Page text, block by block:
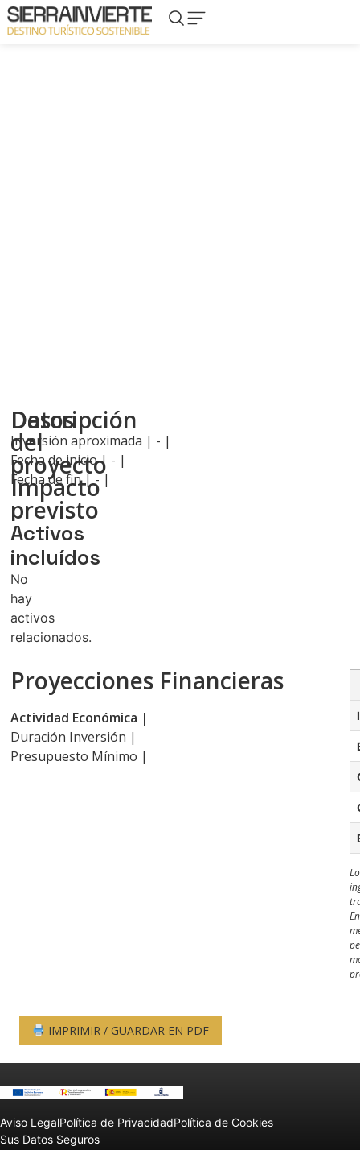
Descripción
del
proyecto
Impacto
previsto
Datos
Inversión aproximada | - |
Fecha de inicio | - |
Fecha de fin | - |
Activos
incluídos
No
hay
activos
relacionados.
Proyecciones Financieras
Actividad Económica |
Duración Inversión |
Presupuesto Mínimo |
IMPRIMIR / GUARDAR EN PDF
Aviso LegalPolítica de PrivacidadPolítica de Cookies
Sus Datos Seguros